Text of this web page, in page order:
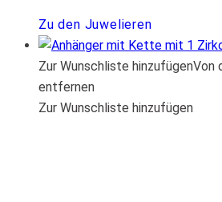
Zu den Juwelieren
Zur Wunschliste hinzufügenVon
entfernen
Zur Wunschliste hinzufügen